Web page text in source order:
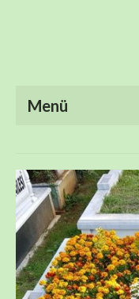
Menü
HAKKIMIZDA
ÜRÜNLER
HİZMETLERİMİZ
FOTO GALERİ